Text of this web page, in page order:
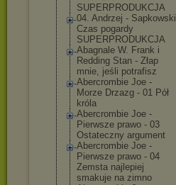
SUPERPRODUKCJA
04. Andrzej - Sapkowski
Czas pogardy
SUPERPRODUKCJA
Abagnale W. Frank i
Redding Stan - Złap
mnie, jeśli potrafisz
Abercrombie Joe -
Morze Drzazg - 01 Pół
króla
Abercrombie Joe -
Pierwsze prawo - 03
Ostateczny argument
Abercrombie Joe -
Pierwsze prawo - 04
Zemsta najlepiej
smakuje na zimno